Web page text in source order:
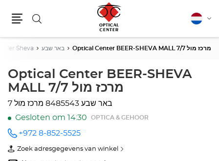
Zoeken
Be'er Sheva באר שבע Optical Center BEER-SHEVA MALL 7/7 מרכז מול
Optical Center BEER-SHEVA
MALL 7/7 מרכז מול
8485543 באר שבע
Gesloten om 14:30
OPTICA & GEHOOR
telefoonnummer
+972 8-852-5525
Zoek adresgegevens van winkel
van